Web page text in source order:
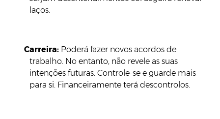
laços.
Carreira: Poderá fazer novos acordos de
trabalho. No entanto, não revele as suas
intenções futuras. Controle-se e guarde mais
para si. Financeiramente terá descontrolos.